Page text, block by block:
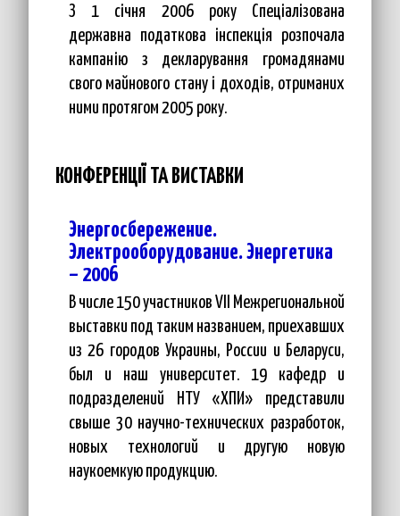
З 1 січня 2006 року Спеціалізована
державна податкова інспекція розпочала
кампанію з декларування громадянами
свого майнового стану і доходів, отриманих
ними протягом 2005 року.
КОНФЕРЕНЦІЇ ТА ВИСТАВКИ
Энергосбережение.
Электрооборудование. Энергетика
– 2006
В числе 150 участников VII Межрегиональной
выставки под таким названием, приехавших
из 26 городов Украины, России и Беларуси,
был и наш университет. 19 кафедр и
подразделений НТУ «ХПИ» представили
свыше 30 научно-технических разработок,
новых технологий и другую новую
наукоемкую продукцию.